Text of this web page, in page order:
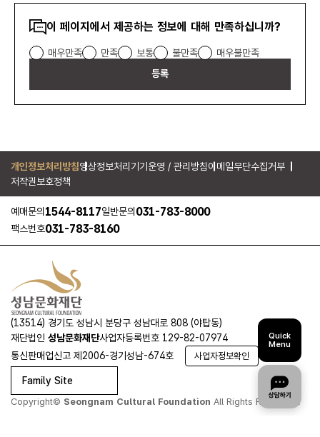
콘텐츠
조사
이 페이지에서 제공하는 정보에 대해 만족하십니까?
매우만족 만족 보통 불만족
매우불만족
등록
Quick
Menu
개인정보처리방침영상정보처리기기운영 / 관리방침이메일무단수집거부
저작권보호정책
예매문의 1544-8117일반문의 031-783-8000
팩스번호031-783-8160
(13514) 경기도 성남시 분당구 성남대로 808 (야탑동)
재단법인 성남문화재단사업자등록번호 129-82-07974
통신판매업신고 제2006-경기성남-674호
사업자정보확인
Family Site
Copyright© Seongnam Cultural Foundation All Rights Reserved.